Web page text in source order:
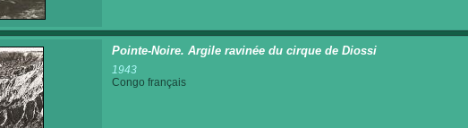
Pointe-Noire. Argile ravinée du cirque de Diossi
1943
Congo français